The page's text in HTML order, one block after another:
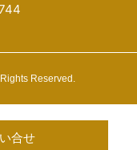
Reserved.
合せ